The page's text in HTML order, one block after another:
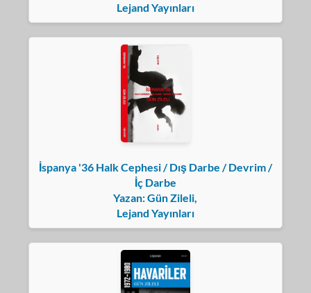
Lejand Yayınları
İspanya '36 Halk Cephesi / Dış Darbe / Devrim /
İç Darbe
Yazan: Gün Zileli,
Lejand Yayınları